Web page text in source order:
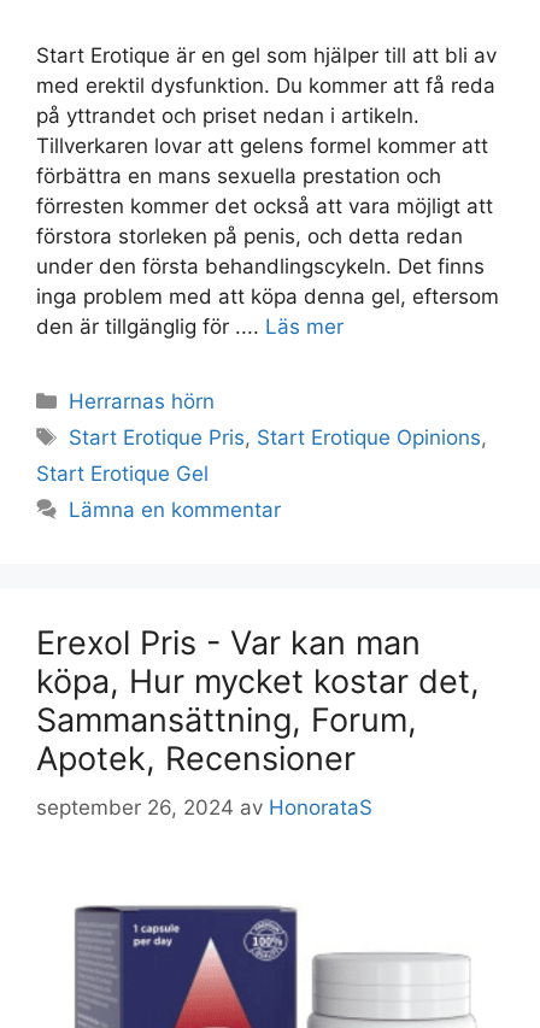
Start Erotique är en gel som hjälper till att bli av
med erektil dysfunktion. Du kommer att få reda
på yttrandet och priset nedan i artikeln.
Tillverkaren lovar att gelens formel kommer att
förbättra en mans sexuella prestation och
förresten kommer det också att vara möjligt att
förstora storleken på penis, och detta redan
under den första behandlingscykeln. Det finns
inga problem med att köpa denna gel, eftersom
den är tillgänglig för .... Läs mer
Kategorier
Herrarnas hörn
Taggar
Start Erotique Pris, Start Erotique Opinions,
Start Erotique Gel
Lämna en kommentar
Erexol Pris - Var kan man
köpa, Hur mycket kostar det,
Sammansättning, Forum,
Apotek, Recensioner
september 26, 2024 av HonorataS